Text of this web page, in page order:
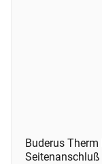
Buderus